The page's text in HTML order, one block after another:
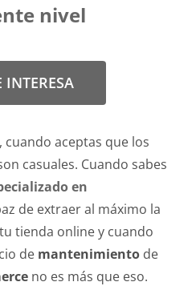
nivel
INTERESA
cuando aceptas que los
casuales. Cuando sabes
en
de extraer al máximo la
tienda online y cuando
de mantenimientode
no es más que eso.